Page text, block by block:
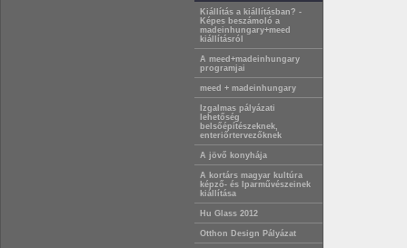
Kiállítás a kiállításban? -
Képes beszámoló a
madeinhungary+meed
kiállításról
A meed+madeinhungary
programjai
meed + madeinhungary
Izgalmas pályázati
lehetőség
belsőépítészeknek,
enteriőrtervezőknek
A jövő konyhája
A kortárs magyar kultúra
képző- és Iparművészeinek
kiállítása
Hu Glass 2012
Otthon Design Pályázat